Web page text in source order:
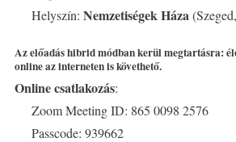
Helyszín: Nemzetiségek Háza
Az előadás hibrid módban kerül megtartásra:
online az internetenis követhető.
Online csatlakozás:
Zoom Meeting ID: 865 0098 2576
Passcode: 939662